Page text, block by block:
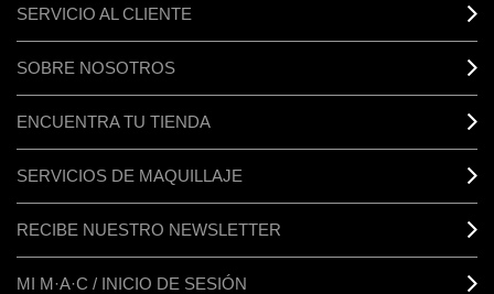
SERVICIO AL CLIENTE
SOBRE NOSOTROS
ENCUENTRA TU TIENDA
SERVICIOS DE MAQUILLAJE
RECIBE NUESTRO NEWSLETTER
MI M·A·C / INICIO DE SESIÓN